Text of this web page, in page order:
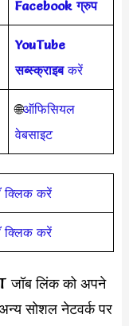
Facebook ग्रुप
YouTube
सब्स्क्राइबकरें
🌐ऑफिसियल
वेबसाइट
क्लिक करें
क्लिक करें
जॉब लिंक को अपने
सोशल नेटवर्क पर